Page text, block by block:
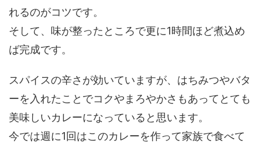
れるのがコツです。
そして、味が整ったところで更に1時間ほど煮込め
ば完成です。
スパイスの辛さが効いていますが、はちみつやバタ
ーを入れたことでコクやまろやかさもあってとても
美味しいカレーになっていると思います。
今では週に1回はこのカレーを作って家族で食べて